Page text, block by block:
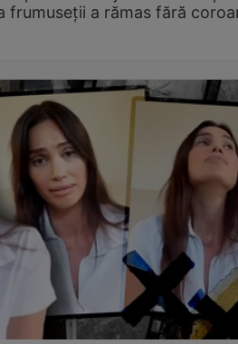
frumuseții a rămas fără